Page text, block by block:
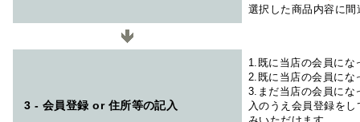
選択した商品内容に
3 - 会員登録 or 住所等の記入
1.既に当店の会員にな
2.既に当店の会員にな
3.まだ当店の会員にな
入のうえ会員登録を